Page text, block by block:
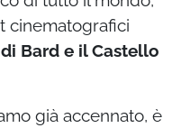
cinematografici
Bard e il Castello
già accennato, è